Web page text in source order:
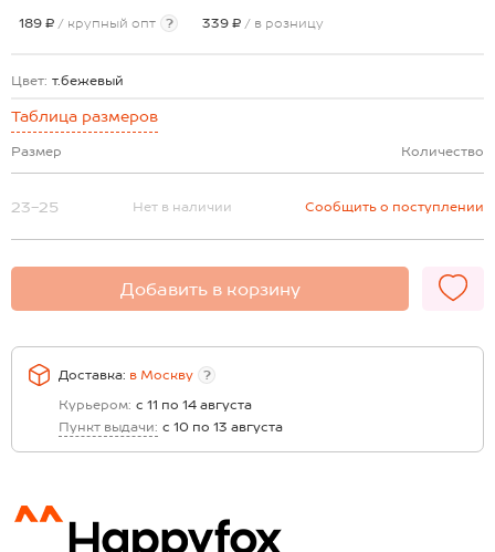
189 ₽ / крупный опт ? 339 ₽ / в розницу
Цвет: т.бежевый
Таблица размеров
Размер Количество
23-25 Нет в наличии Сообщить о поступлении
Добавить в корзину
Доставка: в Москву
?
Курьером: с 11 по 14 августа
Пункт выдачи: с 10 по 13 августа